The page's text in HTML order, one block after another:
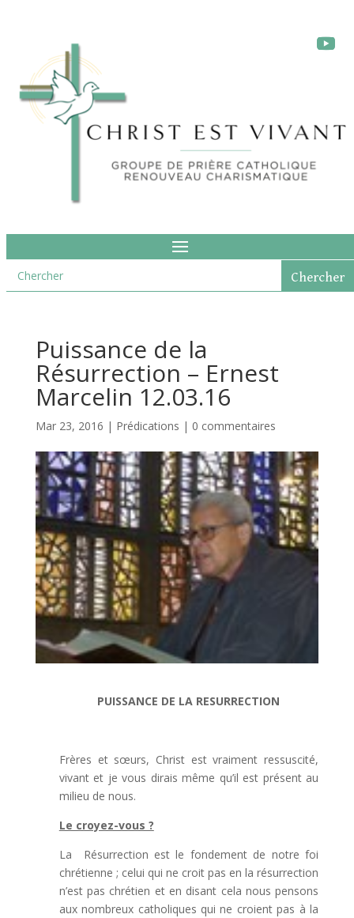
Puissance de la
Résurrection – Ernest
Marcelin 12.03.16
Mar 23, 2016 | Prédications | 0 commentaires
PUISSANCE DE LA RESURRECTION
Frères et sœurs, Christ est vraiment ressuscité,
vivant et je vous dirais même qu’il est présent au
milieu de nous.
Le croyez-vous ?
La Résurrection est le fondement de notre foi
chrétienne ; celui qui ne croit pas en la résurrection
n’est pas chrétien et en disant cela nous pensons
aux nombreux catholiques qui ne croient pas à la